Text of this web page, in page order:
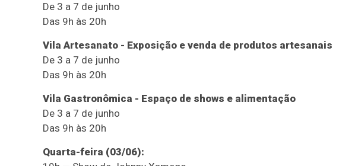
De 3 a 7 de junho
Das 9h às 20h
Vila Artesanato - Exposição e venda de produtos artesanais
De 3 a 7 de junho
Das 9h às 20h
Vila Gastronômica - Espaço de shows e alimentação
De 3 a 7 de junho
Das 9h às 20h
Quarta-feira (03/06):